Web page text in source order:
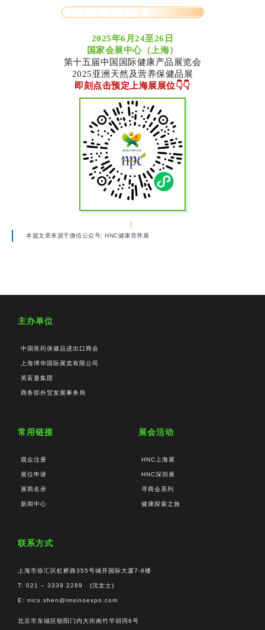
2025年6月24至26日
国家会展中心（上海）
第十五届中国国际健康产品展览会
2025亚洲天然及营养保健品展
即刻点击预定上海展展位👇👇
本篇文章来源于微信公众号: HNC健康营养展
主办单位
中国医药保健品进出口商会
上海博华国际展览有限公司
英富曼集团
商务部外贸发展事务局
常用链接
观众注册
展位申请
展商名录
新闻中心
展会活动
HNC上海展
HNC深圳展
寻商会系列
健康探索之旅
联系方式
上海市徐汇区虹桥路355号城开国际大厦7-8楼
T: 021 – 3339 2289 (沈女士)
E: nico.shen@imsinoexpo.com
北京市东城区朝阳门内大街南竹竿胡同6号